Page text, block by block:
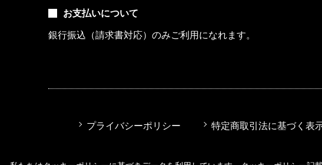
お支払いについて
銀行振込（請求書対応）のみご利用になれます。
プライバシーポリシー 特定商取引法に基づく表